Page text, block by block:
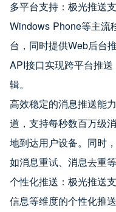
多平台支持：极光推送
Windows Phone等主流
台，同时提供Web后台
API接口实现跨平台推
辑。
高效稳定的消息推送能
道，支持每秒数百万级
地到达用户设备。同时
如消息重试、消息去重
个性化推送：极光推送
信息等维度的个性化推